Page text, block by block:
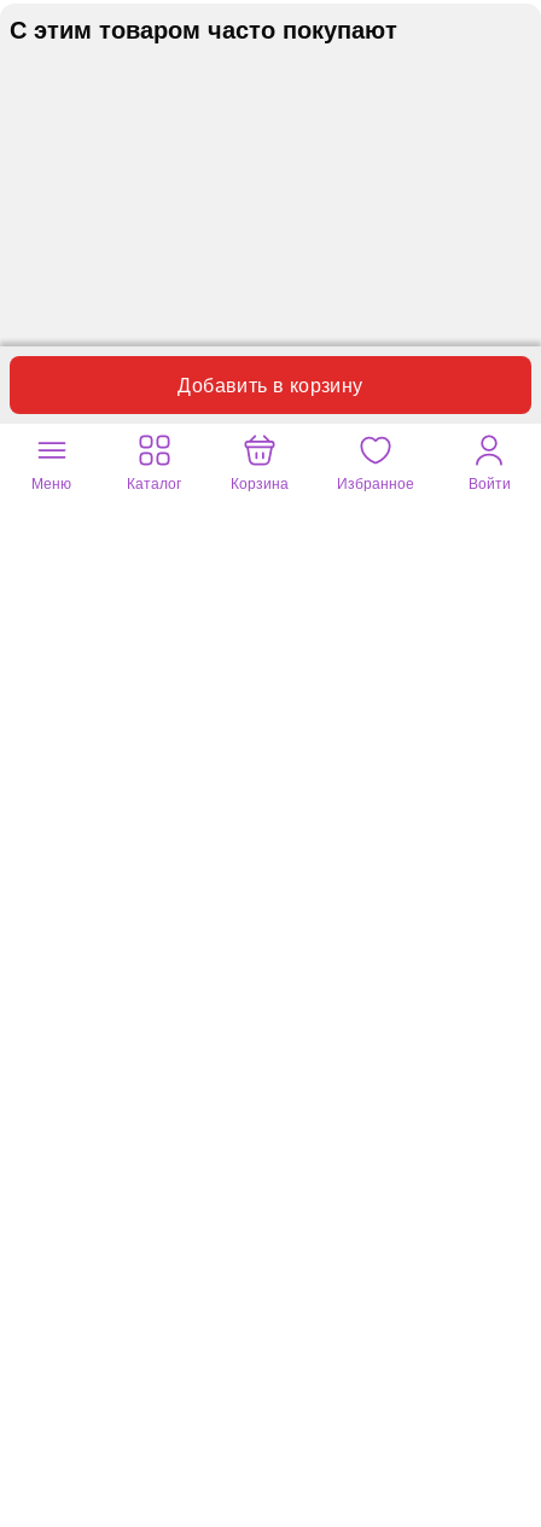
Добавить в корзину
С этим товаром часто покупают
Отзывы Вопросы
Пока нет отзывов по данному товару.
Меню Каталог Корзина Избранное Войти